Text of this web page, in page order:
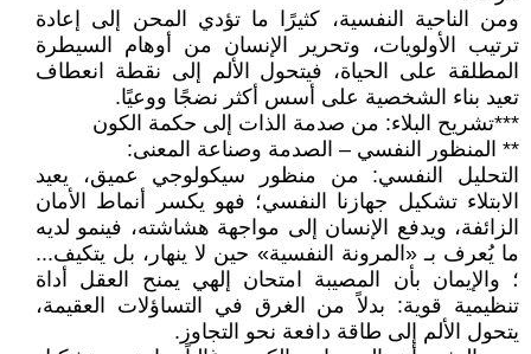
ومن الناحية النفسية، كثيرًا ما تؤدي المحن إلى إعادة
ترتيب الأولويات، وتحرير الإنسان من أوهام السيطرة
المطلقة على الحياة، فيتحول الألم إلى نقطة انعطاف
تعيد بناء الشخصية على أسس أكثر نضجًا ووعيًا.
***تشريح البلاء: من صدمة الذات إلى حكمة الكون
** المنظور النفسي – الصدمة وصناعة المعنى:
التحليل النفسي: من منظور سيكولوجي عميق، يعيد
الابتلاء تشكيل جهازنا النفسي؛ فهو يكسر أنماط الأمان
الزائفة، ويدفع الإنسان إلى مواجهة هشاشته، فينمو لديه
ما يُعرف بـ «المرونة النفسية» حين لا ينهار، بل يتكيف...
؛ والإيمان بأن المصيبة امتحان إلهي يمنح العقل أداة
تنظيمية قوية: بدلاً من الغرق في التساؤلات العقيمة،
يتحول الألم إلى طاقة دافعة نحو التجاوز.